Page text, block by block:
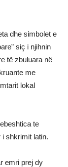
dhe simbolet e
siç i njihnin
të zbuluara në
me
lokal
te
i shkrimit latin.
emri prej dy